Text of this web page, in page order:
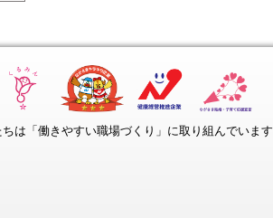
ちは「働きやすい職場づくり」に取り組んでいます